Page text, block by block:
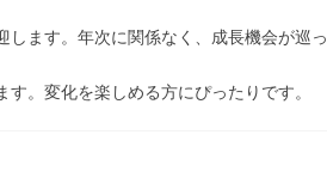
ます。年次に関係なく、成長機会が巡っ
。変化を楽しめる方にぴったりです。